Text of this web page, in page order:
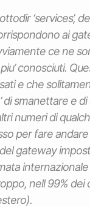
‘services’,
ai
ce ne
conosciuti.
e che
di smanettare e
numeri di
per fare
del gateway
nell 99% dei